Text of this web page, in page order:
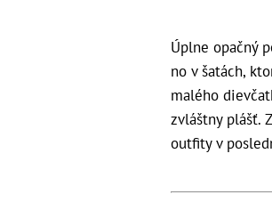
Úplne opačný
no v šatách,
malého
zvláštny plášť.
outfity v